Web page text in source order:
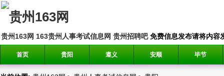
贵州163网 163贵州人事考试信息网 贵州招聘吧免费信息发布请将内容
首页 贵阳 遵义 安顺 毕节